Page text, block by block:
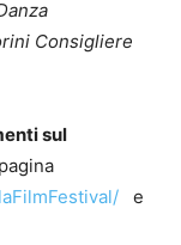
Consigliere
sul
e